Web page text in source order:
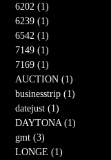
6202 (1)
6239 (1)
6542 (1)
7149 (1)
7169 (1)
AUCTION (1)
businesstrip (1)
datejust (1)
DAYTONA (1)
gmt (3)
LONGE (1)